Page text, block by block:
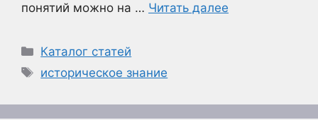
понятий можно на … Читать далее
Рубрики
Каталог статей
Метки
историческое знание